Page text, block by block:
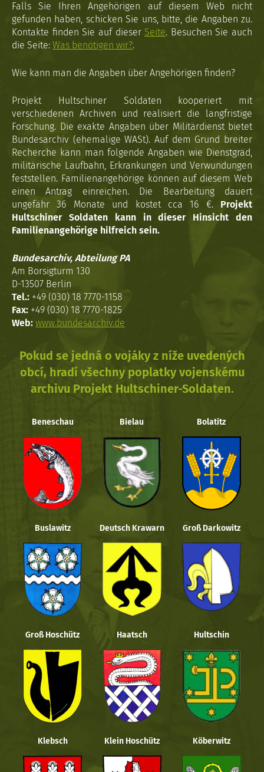
Falls Sie Ihren Angehörigen auf diesem Web nicht
gefunden haben, schicken Sie uns, bitte, die Angaben zu.
Kontakte finden Sie auf dieser Seite. Besuchen Sie auch
die Seite: Was benötigen wir?.
Wie kann man die Angaben über Angehörigen finden?
Projekt Hultschiner Soldaten kooperiert mit
verschiedenen Archiven und realisiert die langfristige
Forschung. Die exakte Angaben über Militärdienst bietet
Bundesarchiv (ehemalige WASt). Auf dem Grund breiter
Recherche kann man folgende Angaben wie Dienstgrad,
militärische Laufbahn, Erkrankungen und Verwundungen
feststellen. Familienangehörige können auf diesem Web
einen Antrag einreichen. Die Bearbeitung dauert
ungefähr 36 Monate und kostet cca 16 €. Projekt
Hultschiner Soldaten kann in dieser Hinsicht den
Familienangehörige hilfreich sein.
Bundesarchiv, Abteilung PA
Am Borsigturm 130
D-13507 Berlin
Tel.: +49 (030) 18 7770-1158
Fax: +49 (030) 18 7770-1825
Web: www.bundesarchiv.de
Pokud se jedná o vojáky z níže uvedených
obcí, hradí všechny poplatky vojenskému
archivu Projekt Hultschiner-Soldaten.
Beneschau Bielau Bolatitz
Buslawitz Deutsch Krawarn Groß Darkowitz
Groß Hoschütz Haatsch Hultschin
Klebsch Klein Hoschütz Köberwitz